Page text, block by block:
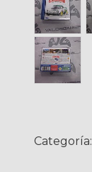
Categoría: